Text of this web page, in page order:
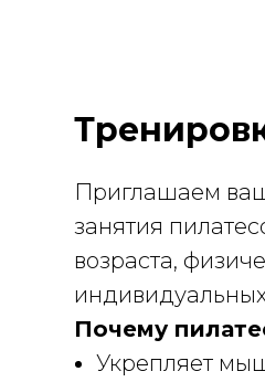
Приглашаем
занятия
возраста,
Почему
Укрепляет